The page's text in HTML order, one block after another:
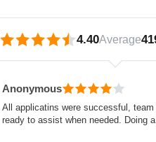
4.40Average
Anonymous
All applicatins were successful,
ready to assist when needed. Doing